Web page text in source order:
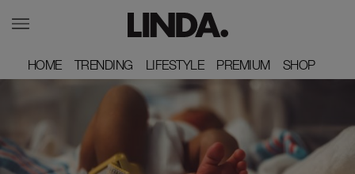
HOME
HOME TRENDING
TRENDING LIFESTYLE
LIFESTYLE PREMIUM
PREMIUM SHOP
SHOP